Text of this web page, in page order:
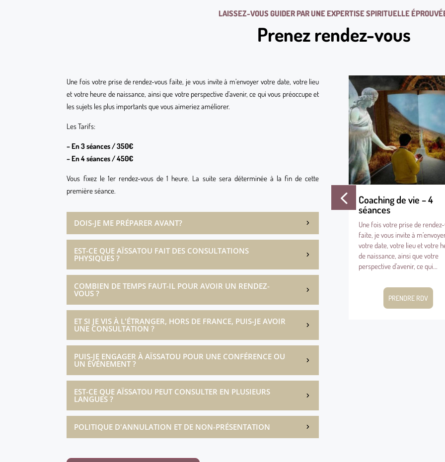
LAISSEZ-VOUS GUIDER PAR UNE EXPERTISE SPIRITUELLE
Prenez rendez-vous
Une fois votre prise de rendez-vous faite, je vous invite à m’envoyer votre date, votre lieu
et votre heure de naissance, ainsi que votre perspective d’avenir, ce qui vous préoccupe et
les sujets les plus importants que vous aimeriez améliorer.
Les Tarifs:
– En 3 séances / 350€
– En 4 séances / 450€
Vous fixez le 1er rendez-vous de 1 heure. La suite sera déterminée à la fin de cette
première séance.
DOIS-JE ME PRÉPARER AVANT?
EST-CE QUE AÏSSATOU FAIT DES CONSULTATIONS
PHYSIQUES ?
COMBIEN DE TEMPS FAUT-IL POUR AVOIR UN RENDEZ-
VOUS ?
ET SI JE VIS À L'ÉTRANGER, HORS DE FRANCE, PUIS-JE AVOIR
UNE CONSULTATION ?
PUIS-JE ENGAGER À AÏSSATOU POUR UNE CONFÉRENCE OU
UN ÉVÉNEMENT ?
EST-CE QUE AÏSSATOU PEUT CONSULTER EN PLUSIEURS
LANGUES ?
POLITIQUE D'ANNULATION ET DE NON-PRÉSENTATION
séances
Une fois votre prise de rendez-vous
faite, je vous invite à m’envoyer
votre date, votre lieu et votre heure
de naissance, ainsi que votre
séances
Une fois votre prise de rendez-vous
faite, je vous invite à m’envoyer
de naissance, ainsi que votre
Coaching de vie – 4
séances
Une fois votre prise de
faite, je vous invite à
votre date, votre lieu et votre
de naissance, ainsi que votre
perspective d’avenir, ce qui...
PRENDRE RDV